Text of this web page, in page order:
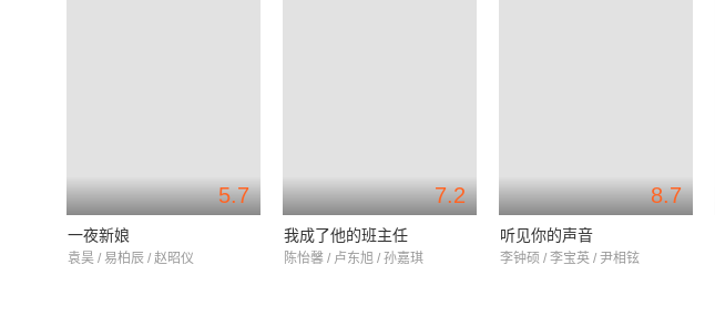
5.7
一夜新娘
袁昊 / 易柏辰 / 赵昭仪
7.2
我成了他的班主任
陈怡馨 / 卢东旭 / 孙嘉琪
8.7
听见你的声音
李钟硕 / 李宝英 / 尹相铉